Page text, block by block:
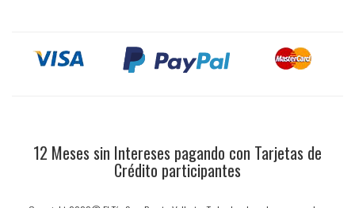
12 Meses sin Intereses pagando con Tarjetas de
Crédito participantes